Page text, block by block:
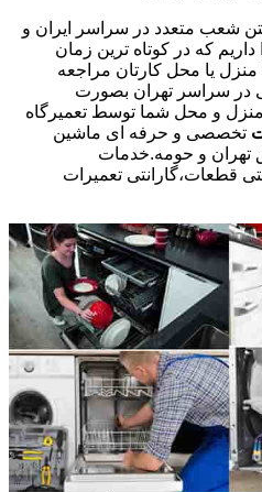
شعب متعدد در سراسر ایران و
که در کوتاه ترین زمان
یا محل کارتان مراجعه
در سراسر تهران بصورت
و محل شما توسط تعمیرگاه
تخصصی و حرفه ای ماشین
تهران و حومه.خدمات
قطعات،گارانتی تعمیرات